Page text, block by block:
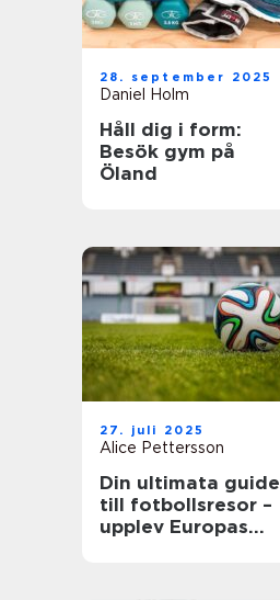
28. september 2025
Daniel Holm
Håll dig i form:
Besök gym på
Öland
27. juli 2025
Alice Pettersson
Din ultimata guide
till fotbollsresor –
upplev Europas